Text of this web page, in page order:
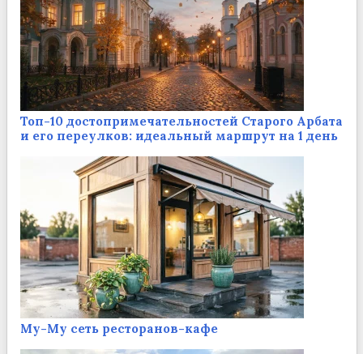
Топ-10 достопримечательностей Старого Арбата
и его переулков: идеальный маршрут на 1 день
Му-Му сеть ресторанов-кафе